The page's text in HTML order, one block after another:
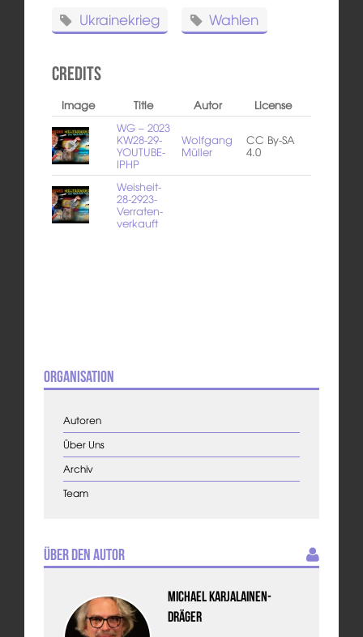
Ukrainekrieg Wahlen
Credits
Image Title Autor
License
WG – 2023
KW28-29-
YOUTUBE-
IPHP
Wolfgang
Müller
CC By-SA
4.0
Weisheit-
28-2923-
Verraten-
verkauft
Organisation
Autoren
Über Uns
Archiv
Team
Über den Autor
Michael Karjalainen-
Dräger